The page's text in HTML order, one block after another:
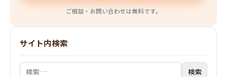
ご相談・お問い合わせは無料です。
サイト内検索
検